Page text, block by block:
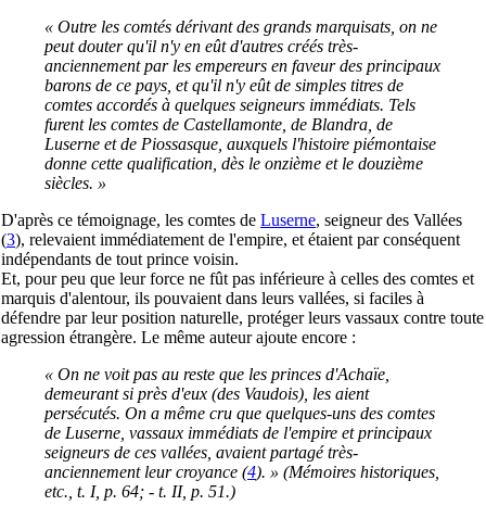
« Outre les comtés dérivant des grands marquisats, on ne
peut douter qu'il n'y en eût d'autres créés très-
anciennement par les empereurs en faveur des principaux
barons de ce pays, et qu'il n'y eût de simples titres de
comtes accordés à quelques seigneurs immédiats. Tels
furent les comtes de Castellamonte, de Blandra, de
Luserne et de Piossasque, auxquels l'histoire piémontaise
donne cette qualification, dès le onzième et le douzième
siècles. »
D'après ce témoignage, les comtes de Luserne, seigneur des Vallées
(3), relevaient immédiatement de l'empire, et étaient par conséquent
indépendants de tout prince voisin.
Et, pour peu que leur force ne fût pas inférieure à celles des comtes et
marquis d'alentour, ils pouvaient dans leurs vallées, si faciles à
défendre par leur position naturelle, protéger leurs vassaux contre toute
agression étrangère. Le même auteur ajoute encore :
« On ne voit pas au reste que les princes d'Achaïe,
demeurant si près d'eux (des Vaudois), les aient
persécutés. On a même cru que quelques-uns des comtes
de Luserne, vassaux immédiats de l'empire et principaux
seigneurs de ces vallées, avaient partagé très-
anciennement leur croyance (4). » (Mémoires historiques,
etc., t. I, p. 64; - t. II, p. 51.)